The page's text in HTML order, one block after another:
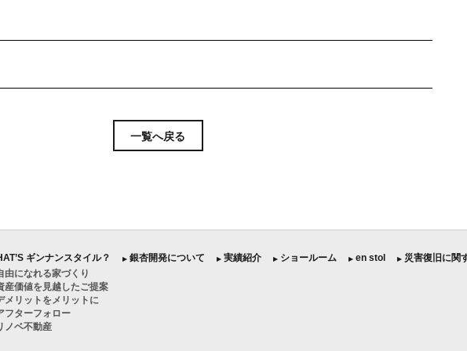
一覧へ戻る
ギンナンスタイル？
由になれる家づくり
産価値を見越したご提案
メリットをメリットに
フターフォロー
ノベ不動産
▶︎ 銀杏開発について ▶︎ 実績紹介 ▶︎ ショールーム ▶︎ en stol ▶ 災害復旧に関